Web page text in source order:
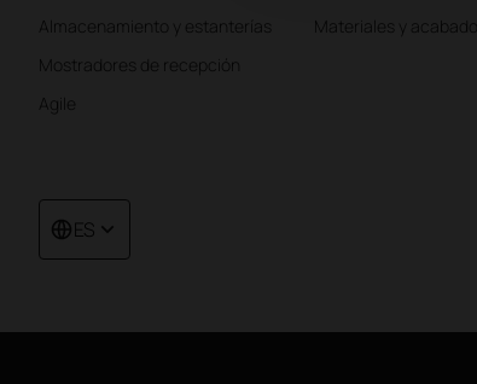
Almacenamiento y estanterías
Mostradores de recepción
Agile
Materiales y acabados
ES